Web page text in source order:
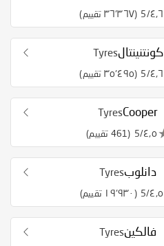
٤٫٦/5 (٣٦٬٣٦٧ تقييم)
كونتنينتالTyres
٤٫٦/5 (٣٥٬٤٩٥ تقييم)
Cooper
Tyres
٤٫٥/5 (461 تقييم)
دانلوبTyres
٤٫٥/5 (١٩٬٩٣٠ تقييم)
فالكينTyres